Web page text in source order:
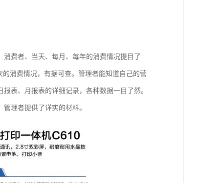
费者、当天、每月、每年的消费情况提目了
消费情况，有据可查。管理者能知道自己的营
表、月报表的详细记录，各种数据一目了然。
理者提供了详实的材料。